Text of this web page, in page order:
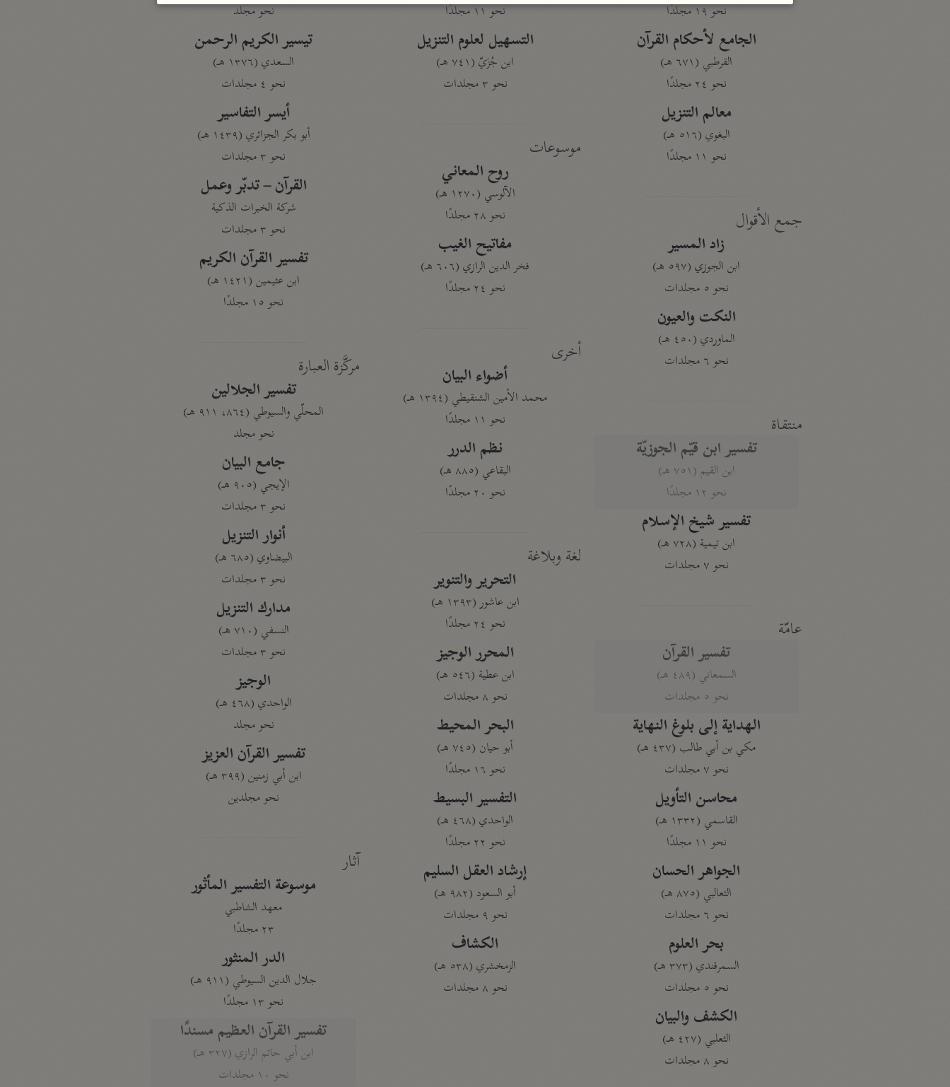
نحو ١٩ مجلدًا
الجامع لأحكام القرآن
القرطبي (٦٧١ هـ)
نحو ٢٤ مجلدًا
معالم التنزيل
البغوي (٥١٦ هـ)
نحو ١١ مجلدًا
جمع الأقوال
زاد المسير
ابن الجوزي (٥٩٧ هـ)
نحو ٥ مجلدات
النكت والعيون
الماوردي (٤٥٠ هـ)
نحو ٦ مجلدات
منتقاة
تفسير ابن قيّم الجوزيّة
ابن القيم (٧٥١ هـ)
نحو ١٢ مجلدًا
تفسير شيخ الإسلام
ابن تيمية (٧٢٨ هـ)
نحو ٧ مجلدات
عامّة
تفسير القرآن
السمعاني (٤٨٩ هـ)
نحو ٥ مجلدات
الهداية إلى بلوغ النهاية
مكي بن أبي طالب (٤٣٧ هـ)
نحو ٧ مجلدات
محاسن التأويل
القاسمي (١٣٣٢ هـ)
نحو ١١ مجلدًا
الجواهر الحسان
الثعالبي (٨٧٥ هـ)
نحو ٦ مجلدات
بحر العلوم
السمرقندي (٣٧٣ هـ)
نحو ٥ مجلدات
الكشف والبيان
الثعلبي (٤٢٧ هـ)
نحو ٨ مجلدات
نحو ١١ مجلدًا
التسهيل لعلوم التنزيل
ابن جُزَيّ (٧٤١ هـ)
نحو ٣ مجلدات
موسوعات
روح المعاني
الآلوسي (١٢٧٠ هـ)
نحو ٢٨ مجلدًا
مفاتيح الغيب
فخر الدين الرازي (٦٠٦ هـ)
نحو ٢٤ مجلدًا
أخرى
أضواء البيان
محمد الأمين الشنقيطي (١٣٩٤ هـ)
نحو ١١ مجلدًا
نظم الدرر
البقاعي (٨٨٥ هـ)
نحو ٢٠ مجلدًا
لغة وبلاغة
التحرير والتنوير
ابن عاشور (١٣٩٣ هـ)
نحو ٢٤ مجلدًا
المحرر الوجيز
ابن عطية (٥٤٦ هـ)
نحو ٨ مجلدات
البحر المحيط
أبو حيان (٧٤٥ هـ)
نحو ١٦ مجلدًا
التفسير البسيط
الواحدي (٤٦٨ هـ)
نحو ٢٢ مجلدًا
إرشاد العقل السليم
أبو السعود (٩٨٢ هـ)
نحو ٩ مجلدات
الكشاف
الزمخشري (٥٣٨ هـ)
نحو ٨ مجلدات
نحو مجلد
تيسير الكريم الرحمن
السعدي (١٣٧٦ هـ)
نحو ٤ مجلدات
أيسر التفاسير
أبو بكر الجزائري (١٤٣٩ هـ)
نحو ٣ مجلدات
القرآن – تدبّر وعمل
شركة الخبرات الذكية
نحو ٣ مجلدات
تفسير القرآن الكريم
ابن عثيمين (١٤٢١ هـ)
نحو ١٥ مجلدًا
مركَّزة العبارة
تفسير الجلالين
المحلّي والسيوطي (٨٦٤، ٩١١ هـ)
نحو مجلد
جامع البيان
الإيجي (٩٠٥ هـ)
نحو ٣ مجلدات
أنوار التنزيل
البيضاوي (٦٨٥ هـ)
نحو ٣ مجلدات
مدارك التنزيل
النسفي (٧١٠ هـ)
نحو ٣ مجلدات
الوجيز
الواحدي (٤٦٨ هـ)
نحو مجلد
تفسير القرآن العزيز
ابن أبي زمنين (٣٩٩ هـ)
نحو مجلدين
آثار
موسوعة التفسير المأثور
معهد الشاطبي
٢٣ مجلدًا
الدر المنثور
جلال الدين السيوطي (٩١١ هـ)
نحو ١٣ مجلدًا
تفسير القرآن العظيم مسندًا
ابن أبي حاتم الرازي (٣٢٧ هـ)
نحو ١٠ مجلدات